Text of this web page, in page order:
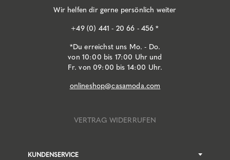
Wir helfen dir gerne persönlich weiter
+49 (0) 441 - 20 66 - 456 *
*Du erreichst uns Mo. - Do.
von 10:00 bis 17:00 Uhr und
Fr. von 09:00 bis 14:00 Uhr.
onlineshop@casamoda.com
VERTRAG WIDERRUFEN
KUNDENSERVICE